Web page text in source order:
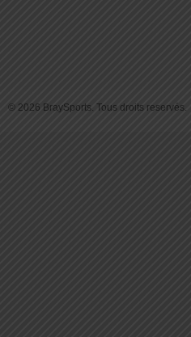
© 2026 BraySports. Tous droits reservés.